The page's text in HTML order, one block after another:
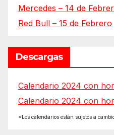
Mercedes – 14 de
Red Bull – 15 de Febrero
Descargas
Calendario 2024 con
Calendario 2024 con
*Los calendarios están sujetos a